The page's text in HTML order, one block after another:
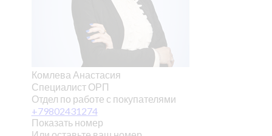
Комлева Анастасия
Специалист ОРП
Отдел по работе с покупателями
+79802431274
Показать номер